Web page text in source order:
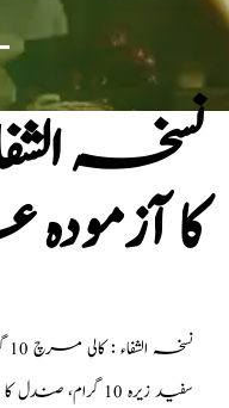
نسخہ
کا
سفید زیرہ 10 گرام، صندل کا برادہ 10 گرام، چھوٹی چندن 10 گرام